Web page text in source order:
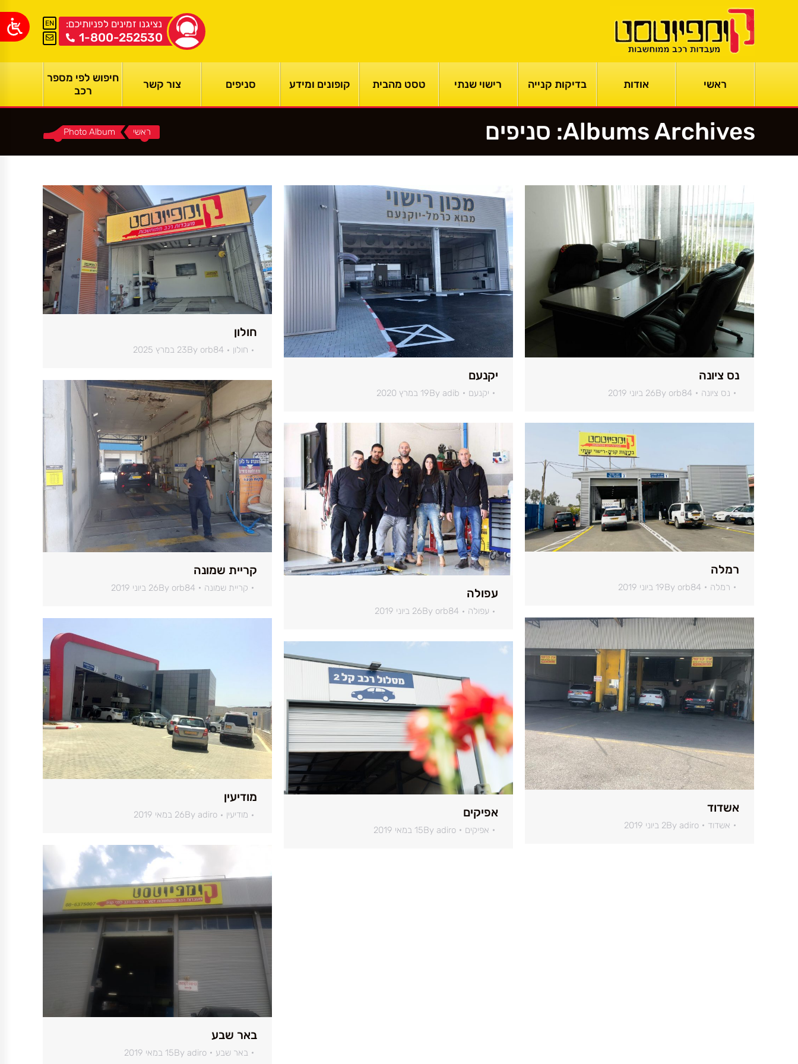
נציגנו זמינים לפניותיכם:
1-800-252530
EN
ראשי אודות בדיקות קנייה רישוי שנתי טסט מהבית קופונים ומידע סניפים צור קשר
חיפוש לפי מספר
רכב
Albums Archives: סניפים You are here:
ראשי Photo Album
חולון
חולון By orb84 23 במרץ 2025
יקנעם
יקנעם By adib 19 במרץ 2020
נס ציונה
נס ציונה By orb84 26 ביוני 2019
קריית שמונה
קריית שמונה By orb84 26 ביוני 2019 עפולה
עפולה By orb84 26 ביוני 2019
רמלה
רמלה By orb84 19 ביוני 2019
אשדוד
אשדוד By adiro 2 ביוני 2019
מודיעין
מודיעין By adiro 26 במאי 2019 אפיקים
אפיקים By adiro 15 במאי 2019
באר שבע
באר שבע By adiro 15 במאי 2019